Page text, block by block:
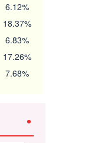
6.12%
18.37%
6.83%
17.26%
7.68%